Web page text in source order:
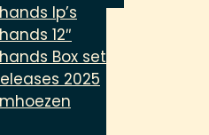
lp’s
12″
Box set
2025